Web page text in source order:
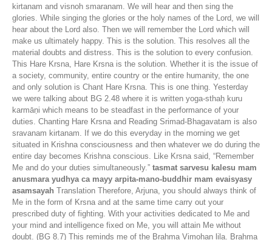
kirtanam and visnoh smaranam. We will hear and then sing the
glories. While singing the glories or the holy names of the Lord, we will
hear about the Lord also. Then we will remember the Lord which will
make us ultimately happy. This is the solution. This resolves all the
material doubts and distress. This is the solution to every confusion.
This Hare Krsna, Hare Krsna is the solution. Whether it is the issue of
a society, community, entire country or the entire humanity, the one
and only solution is Chant Hare Krsna. This is one thing. Yesterday
we were talking about BG 2.48 where it is written yoga-sthaḥ kuru
karmāṇi which means to be steadfast in the performance of your
duties. Chanting Hare Krsna and Reading Srimad-Bhagavatam is also
sravanam kirtanam. If we do this everyday in the morning we get
situated in Krishna consciousness and then whatever we do during the
entire day becomes Krishna conscious. Like Krsna said, “Remember
Me and do your duties simultaneously.” tasmat sarvesu kalesu mam
anusmara yudhya ca mayy arpita-mano-buddhir mam evaisyasy
asamsayah Translation Therefore, Arjuna, you should always think of
Me in the form of Krsna and at the same time carry out your
prescribed duty of fighting. With your activities dedicated to Me and
your mind and intelligence fixed on Me, you will attain Me without
doubt. (BG 8.7) This reminds me of the Brahma Vimohan lila. Brahma